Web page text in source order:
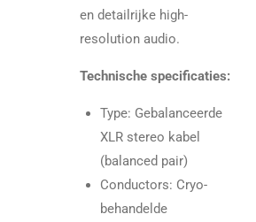
en detailrijke high-
resolution audio.
Technische specificaties:
Type: Gebalanceerde
XLR stereo kabel
(balanced pair)
Conductors: Cryo-
behandelde